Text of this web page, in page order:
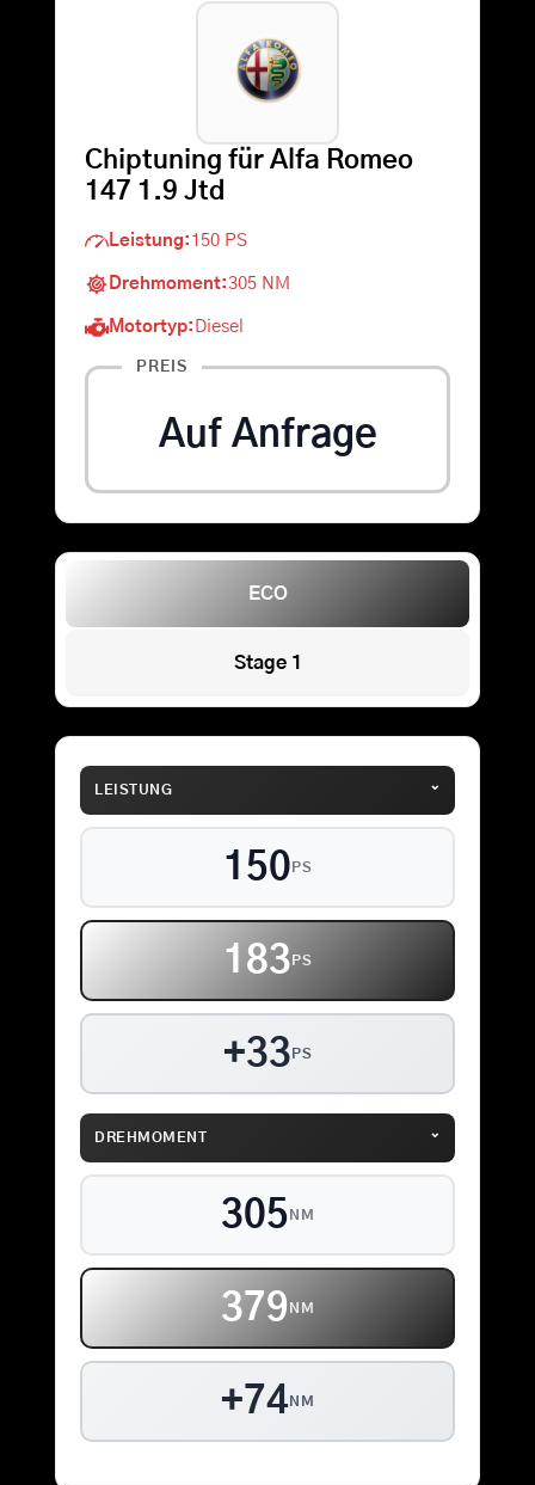
Warenkorb
Chiptuning für Alfa Romeo
147 1.9 Jtd
Leistung: 150 PS
Drehmoment:305 NM
Motortyp: Diesel
PREIS
Auf Anfrage
ECO
Stage 1
LEISTUNG ⌄
150 PS
183 PS
+33 PS
DREHMOMENT ⌄
305 NM
379 NM
+74NM